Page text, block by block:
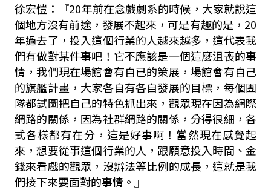
徐宏愷：『20年前在念戲劇系的時候，大家就說這
個地方沒有前途，發展不起來，可是有趣的是，20
年過去了，投入這個行業的人越來越多，這代表我
們有做對某件事吧！它不應該是一個這麼沮喪的事
情，我們現在場館會有自已的策展，場館會有自己
的旗艦計畫，大家各自有各自發展的目標，每個團
隊都試圖把自己的特色抓出來，觀眾現在因為網際
網路的關係，因為社群網路的關係，分得很細，各
式各樣都有在分，這是好事啊！當然現在感覺起
來，想要從事這個行業的人，跟願意投入時間、金
錢來看戲的觀眾，沒辦法等比例的成長，這就是我
們接下來要面對的事情。』